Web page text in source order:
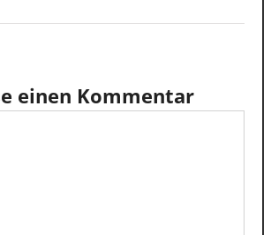
einen Kommentar